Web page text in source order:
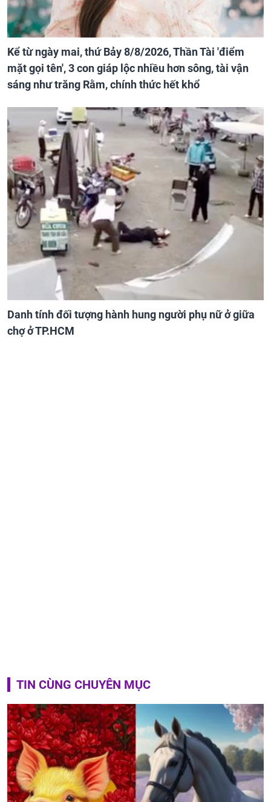
Kể từ ngày mai, thứ Bảy 8/8/2026, Thần Tài 'điểm
mặt gọi tên', 3 con giáp lộc nhiều hơn sông, tài vận
sáng như trăng Rằm, chính thức hết khổ
Danh tính đối tượng hành hung người phụ nữ ở giữa
chợ ở TP.HCM
TIN CÙNG CHUYÊN MỤC